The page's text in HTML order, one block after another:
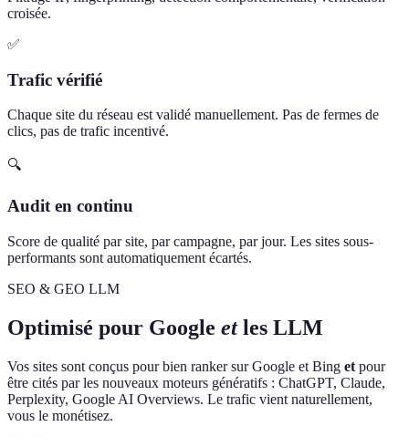
croisée.
✅
Trafic vérifié
Chaque site du réseau est validé manuellement. Pas de fermes de
clics, pas de trafic incentivé.
🔍
Audit en continu
Score de qualité par site, par campagne, par jour. Les sites sous-
performants sont automatiquement écartés.
SEO & GEO LLM
Optimisé pour Google et les LLM
Vos sites sont conçus pour bien ranker sur Google et Bing et pour
être cités par les nouveaux moteurs génératifs : ChatGPT, Claude,
Perplexity, Google AI Overviews. Le trafic vient naturellement,
vous le monétisez.